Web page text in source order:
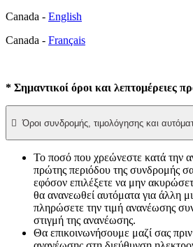
Canada - English
Canada - Français
* Σημαντικοί όροι και λεπτομέρειες
 Όροι συνδρομής, τιμολόγησης και
Το ποσό που χρεώνεστε κατά την
πρώτης περιόδου της συνδρομής
εφόσον επιλέξετε να μην
θα ανανεωθεί αυτόματα για άλλη
πληρώσετε την τιμή ανανέωσης
στιγμή της ανανέωσης.​
Θα επικοινωνήσουμε μαζί σας